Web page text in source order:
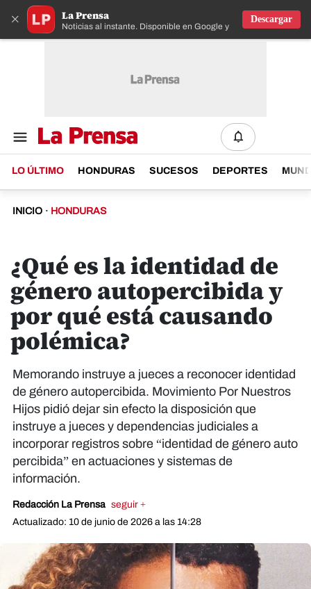
× La Prensa
Noticias al instante. Disponible en Google y IOS
Descargar
LO ÚLTIMO HONDURAS SUCESOS DEPORTES
INICIO · HONDURAS
¿Qué es la identidad de
género autopercibida y
por qué está causando
polémica?
Memorando instruye a jueces a reconocer identidad
de género autopercibida. Movimiento Por Nuestros
Hijos pidió dejar sin efecto la disposición que
instruye a jueces y dependencias judiciales a
incorporar registros sobre “identidad de género auto
percibida” en actuaciones y sistemas de
información.
Redacción La Prensa seguir +
Actualizado: 10 de junio de 2026 a las 14:28